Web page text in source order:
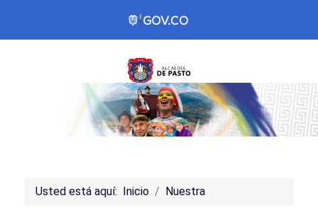
Usted está aquí: Inicio Nuestra